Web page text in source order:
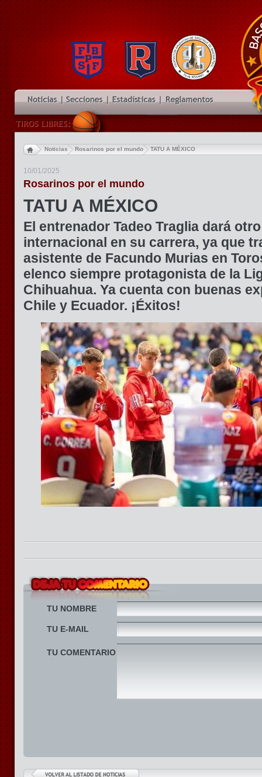
Noticias Rosarinos por el mundo TATU A MÉXICO
10/01/2025
Rosarinos por el mundo
TATU A MÉXICO
El entrenador Tadeo Traglia dará
internacional en su carrera, ya que
asistente de Facundo Murias en
elenco siempre protagonista de la
Chihuahua. Ya cuenta con buenas
Chile y Ecuador. ¡Éxitos!
TU NOMBRE
TU E-MAIL
TU COMENTARIO